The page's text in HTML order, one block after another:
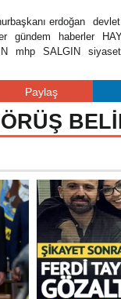
erdoğan
gündem haberler
mhp SALGIN
siyaset
Paylaş